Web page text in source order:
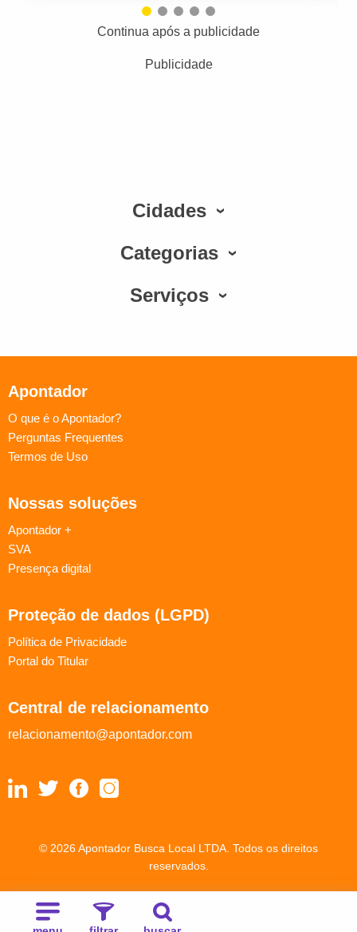
Continua após a publicidade
Publicidade
Cidades
Categorias
Serviços
Apontador
O que é o Apontador?
Perguntas Frequentes
Termos de Uso
Nossas soluções
Apontador +
SVA
Presença digital
Proteção de dados (LGPD)
Política de Privacidade
Portal do Titular
Central de relacionamento
relacionamento@apontador.com
© 2026 Apontador Busca Local LTDA. Todos os direitos
reservados.